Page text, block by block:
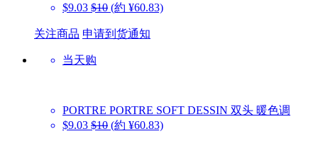
$9.03 $10 (約 ¥60.83)
关注商品 申请到货通知
当天购
PORTRE PORTRE SOFT DESSIN 双头 暖色调
$9.03 $10 (約 ¥60.83)